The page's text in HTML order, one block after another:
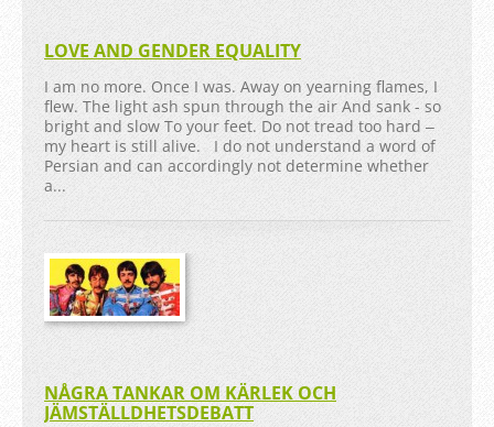
LOVE AND GENDER EQUALITY
I am no more. Once I was. Away on yearning flames, I
flew. The light ash spun through the air And sank - so
bright and slow To your feet. Do not tread too hard ‒
my heart is still alive. I do not understand a word of
Persian and can accordingly not determine whether
a...
NÅGRA TANKAR OM KÄRLEK OCH
JÄMSTÄLLDHETSDEBATT